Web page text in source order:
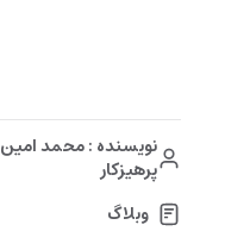
نویسنده : محمد امین
پرهیزکار
وبلاگ